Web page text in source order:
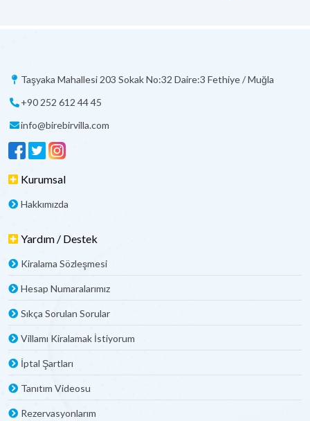
Taşyaka Mahallesi 203 Sokak No:32 Daire:3 Fethiye / Muğla
+90 252 612 44 45
info@birebirvilla.com
Kurumsal
Hakkımızda
Yardım / Destek
Kiralama Sözleşmesi
Hesap Numaralarımız
Sıkça Sorulan Sorular
Villamı Kiralamak İstiyorum
İptal Şartları
Tanıtım Videosu
Rezervasyonlarım